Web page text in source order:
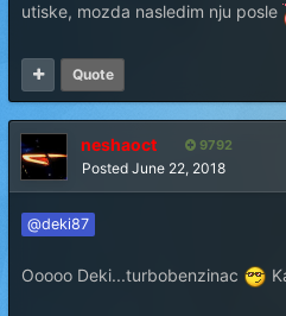
utiske, mozda nasledim nju posle
Quote
neshaoct 9792
Posted June 22, 2018
@deki87
Ooooo Deki...turbobenzinac